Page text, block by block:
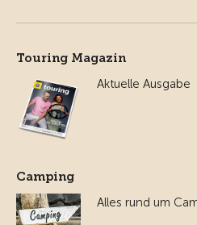
Touring Magazin
Aktuelle Ausgabe
Camping
Alles rund um